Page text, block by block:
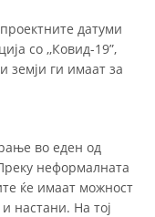
датуми
со ,,Ковид-19”,
земји ги имаат за
во еден од
неформалната
ќе имаат можност
настани. На тој